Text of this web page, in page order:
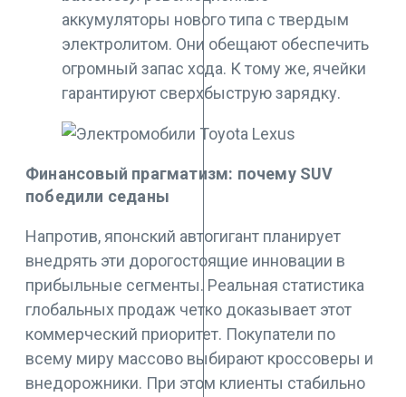
аккумуляторы нового типа с твердым
электролитом. Они обещают обеспечить
огромный запас хода. К тому же, ячейки
гарантируют сверхбыструю зарядку.
Финансовый прагматизм: почему SUV
победили седаны
Напротив, японский автогигант планирует
внедрять эти дорогостоящие инновации в
прибыльные сегменты. Реальная статистика
глобальных продаж четко доказывает этот
коммерческий приоритет. Покупатели по
всему миру массово выбирают кроссоверы и
внедорожники. При этом клиенты стабильно